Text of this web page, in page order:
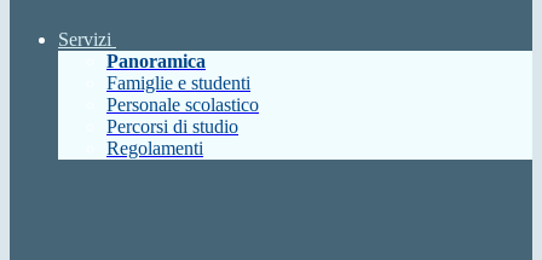
Servizi
Panoramica
Famiglie e studenti
Personale scolastico
Percorsi di studio
Regolamenti